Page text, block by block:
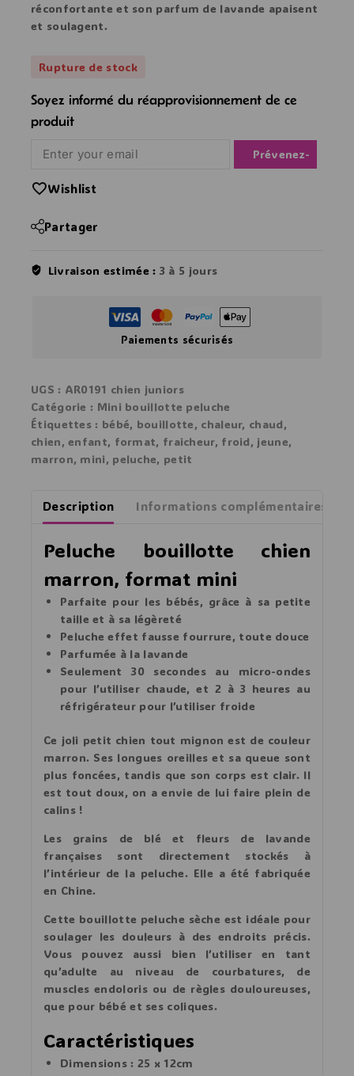
réconfortante et son parfum de lavande apaisent
et soulagent.
Rupture de stock
Soyez informé du réapprovisionnement de ce
produit
Notify Me
Wishlist
Partager
Livraison estimée : 3 à 5 jours
Paiements sécurisés
UGS : AR0191 chien juniors
Catégorie : Mini bouillotte peluche
Étiquettes : bébé, bouillotte, chaleur, chaud,
chien,enfant, format, fraicheur, froid, jeune,
marron, mini, peluche, petit
Description Informations complémentaires
Peluche bouillotte chien
marron, format mini
Parfaite pour les bébés, grâce à sa petite
taille et à sa légèreté
Peluche effet fausse fourrure, toute douce
Parfumée à la lavande
Seulement 30 secondes au micro-ondes
pour l’utiliser chaude, et 2 à 3 heures au
réfrigérateur pour l’utiliser froide
Ce joli petit chien tout mignon est de couleur
marron. Ses longues oreilles et sa queue sont
plus foncées, tandis que son corps est clair. Il
est tout doux, on a envie de lui faire plein de
calins !
Les grains de blé et fleurs de lavande
françaises sont directement stockés à
l’intérieur de la peluche. Elle a été fabriquée
en Chine.
Cette bouillotte peluche sèche est idéale pour
soulager les douleurs à des endroits précis.
Vous pouvez aussi bien l’utiliser en tant
qu’adulte au niveau de courbatures, de
muscles endoloris ou de règles douloureuses,
que pour bébé et ses coliques.
Caractéristiques
Dimensions : 25 x 12cm